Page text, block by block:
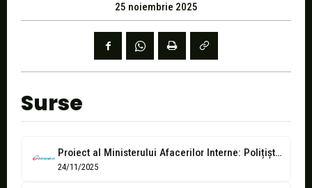
25 noiembrie 2025
Surse
Proiect al Ministerului Afacerilor Interne: Polițiștii locali ar putea primi atribuții mai...
24/11/2025